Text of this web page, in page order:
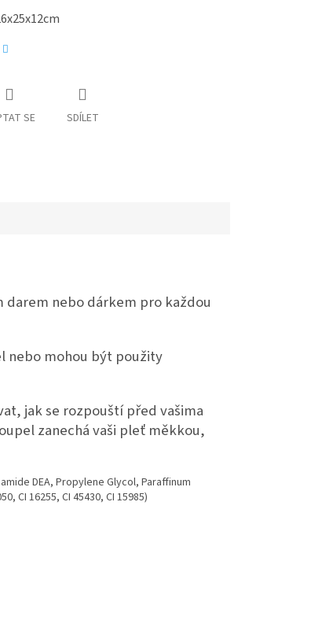
SE SDÍLET
nebo dárkem pro každou
nebo mohou být použity
jak se rozpouští před vašima
zanechá vaši pleť měkkou,
DEA, Propylene Glycol, Paraffinum
CI 16255, CI 45430, CI 15985)